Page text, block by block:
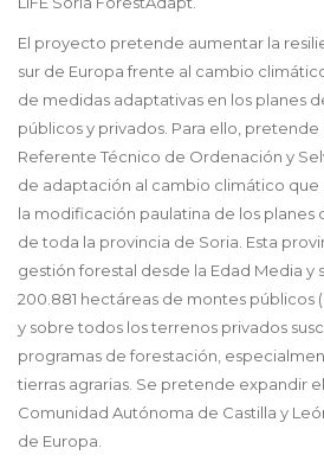
El proyecto pretende aumentar la
sur de Europa frente al cambio
de medidas adaptativas en los planes
públicos y privados. Para ello,
Referente Técnico de Ordenación y
de adaptación al cambio climático
la modificación paulatina de los planes
de toda la provincia de Soria. Esta
gestión forestal desde la Edad Media y
200.881 hectáreas de montes públicos
y sobre todos los terrenos privados
programas de forestación,
tierras agrarias. Se pretende expandir
Comunidad Autónoma de Castilla y
de Europa.